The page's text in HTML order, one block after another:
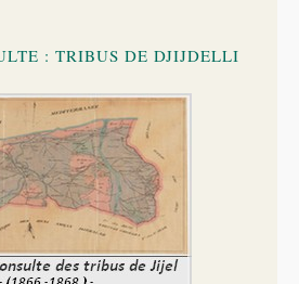
: TRIBUS DE DJIJDELLI